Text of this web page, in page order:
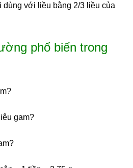
dùng với liều bằng 2/3 liều của
phổ biến trong
gam?